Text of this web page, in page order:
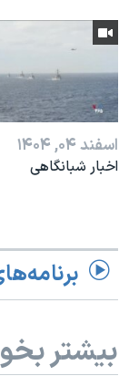
اسفند ۰۴, ۱۴۰۴
اخبار شبانگاهی
بیشتر